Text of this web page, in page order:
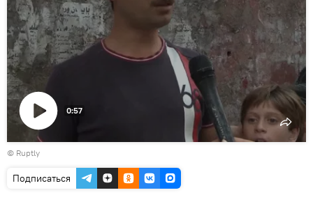
Воспроизвести
видео
0:57
© Ruptly
Подписаться